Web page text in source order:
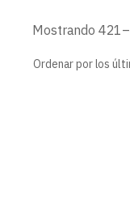
Mostrando
Ordenar por los